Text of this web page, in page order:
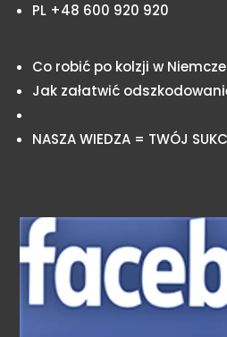
PL +48 600 920 920
Co robić po kolzji w
Jak załatwić
NASZA WIEDZA = TWÓJ